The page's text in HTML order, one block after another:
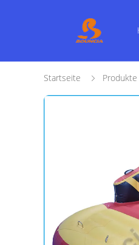
Startseite Produkte